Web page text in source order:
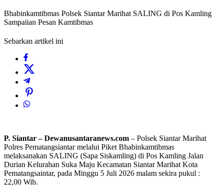
Bhabinkamtibmas Polsek Siantar Marihat SALING di Pos Kamling
Sampaiian Pesan Kamtibmas
Sebarkan artikel ini
P. Siantar – Dewanusantaranews.com – Polsek Siantar Marihat
Polres Pematangsiantar melalui Piket Bhabinkamtibmas
melaksanakan SALING (Sapa Siskamling) di Pos Kamling Jalan
Durian Kelurahan Suka Maju Kecamatan Siantar Marihat Kota
Pematangsaintar, pada Minggu 5 Juli 2026 malam sekira pukul :
22,00 Wib.